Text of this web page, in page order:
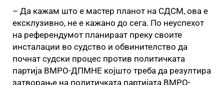
– Да кажам што е мастер планот на СДСМ, ова е
ексклузивно, не е кажано до сега. По неуспехот
на референдумот планираат преку своите
инсталации во судство и обвинителство да
почнат судски процес против политичката
партија ВМРО-ДПМНЕ којшто треба да резултира
затворање на политичката партијата ВМРО-